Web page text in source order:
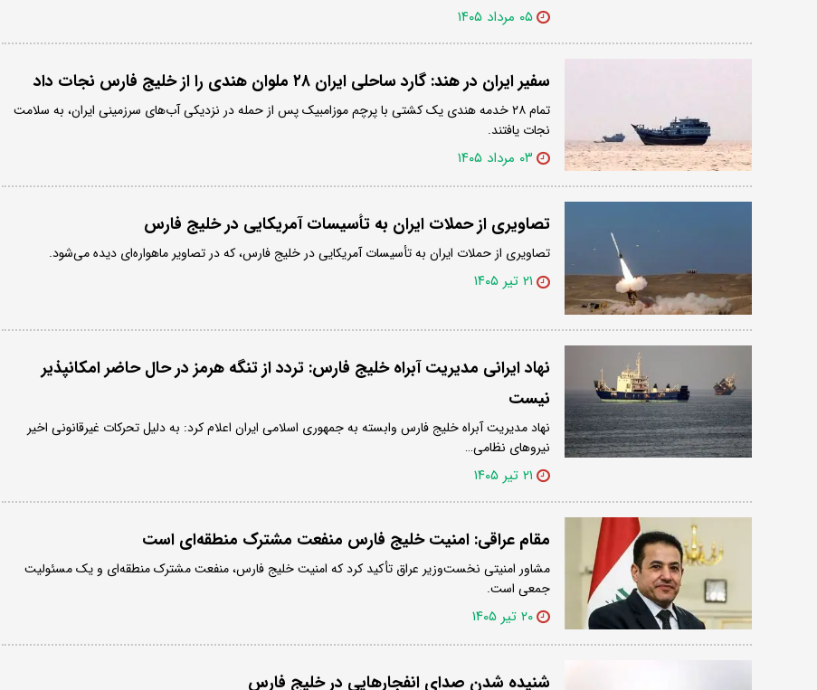
۰۵ مرداد ۱۴۰۵
سفیر ایران در هند: گارد ساحلی ایران ۲۸ ملوان هندی را از خلیج فارس نجات داد
تمام ۲۸ خدمه هندی یک کشتی با پرچم موزامبیک پس از حمله در نزدیکی آب‌های سرزمینی ایران، به سلامت
نجات یافتند.
۰۳ مرداد ۱۴۰۵
تصاویری از حملات ایران به تأسیسات آمریکایی در خلیج فارس
تصاویری از حملات ایران به تأسیسات آمریکایی در خلیج فارس، که در تصاویر ماهواره‌ای دیده می‌شود.
۲۱ تیر ۱۴۰۵
نهاد ایرانی مدیریت آبراه خلیج فارس: تردد از تنگه هرمز در حال حاضر امکانپذیر
نیست
نهاد مدیریت آبراه خلیج فارس وابسته به جمهوری اسلامی ایران اعلام کرد: به دلیل تحرکات غیرقانونی اخیر
نیروهای نظامی…
۲۱ تیر ۱۴۰۵
مقام عراقی: امنیت خلیج فارس منفعت مشترک منطقه‌ای است
مشاور امنیتی نخست‌وزیر عراق تأکید کرد که امنیت خلیج فارس، منفعت مشترک منطقه‌ای و یک مسئولیت
جمعی است.
۲۰ تیر ۱۴۰۵
شنیده شدن صدای انفجارهایی در خلیج فارس